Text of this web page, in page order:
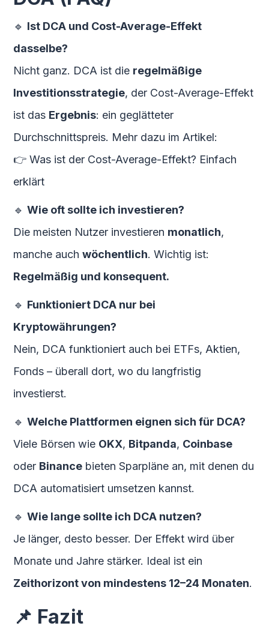
🔹 Ist DCA und Cost-Average-Effekt
dasselbe?
Nicht ganz. DCA ist die regelmäßige
Investitionsstrategie, der Cost-Average-Effekt
ist das Ergebnis: ein geglätteter
Durchschnittspreis. Mehr dazu im Artikel:
👉 Was ist der Cost-Average-Effekt? Einfach
erklärt
🔹Wie oft sollte ich investieren?
Die meisten Nutzer investieren monatlich,
manche auchwöchentlich. Wichtig ist:
Regelmäßig und konsequent.
🔹 Funktioniert DCA nur bei
Kryptowährungen?
Nein, DCA funktioniert auch bei ETFs, Aktien,
Fonds – überall dort, wo du langfristig
investierst.
🔹Welche Plattformen eignen sich für DCA?
Viele Börsen wie OKX, Bitpanda, Coinbase
oder Binance bieten Sparpläne an, mit denen du
DCA automatisiert umsetzen kannst.
🔹Wie lange sollte ich DCA nutzen?
Je länger, desto besser. Der Effekt wird über
Monate und Jahre stärker. Ideal ist ein
Zeithorizont von mindestens 12–24 Monaten.
📌 Fazit